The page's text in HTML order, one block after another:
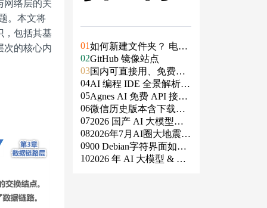
网络层的关
。本文将
，包括其基
次的核心内
01如何新建文件夹？ 电脑
新建文件夹的4种方法
02GitHub 镜像站点
03国内可直接用、免费额
度/永久免费的大模型AP
I清单（含 SiliconFlow、
火山、阿里、智谱、百
度、Kimi、DeepSeek、
DMXAPI 等）
04AI 编程 IDE 全景解析 2
026：Agent 全面接管开
发链路
05Agnes AI 免费 API 接入
指南：文本、生图、生
视频，一套接口全免费
06微信历史版本含下载地
址（ Windows PC | 安卓
| MAC ）及设置微信不
更新
072026 国产 AI 大模型横
评：DeepSeek、通义千
问、Kimi、文心一言、
星火、豆包谁更能打？
082026年7月AI圈大地震：
GPT-5.6被政府限制、Cl
aude入驻Slack、Anthrop
0900 Debian字符界面如何
支持中文
102026 年 AI 大模型 & AI